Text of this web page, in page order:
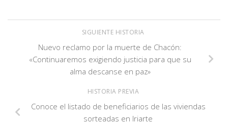
SIGUIENTE HISTORIA
Nuevo reclamo por la muerte de Chacón:
«Continuaremos exigiendo justicia para que su
alma descanse en paz»
HISTORIA PREVIA
Conoce el listado de beneficiarios de las viviendas
sorteadas en Iriarte